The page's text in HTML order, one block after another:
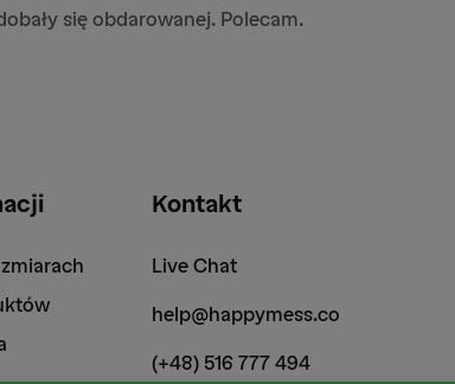
się obdarowanej. Polecam.
Kontakt
Live Chat
help@happymess.co
(+48) 516 777 494